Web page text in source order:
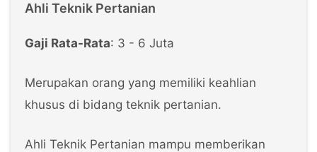
Ahli Teknik Pertanian
Gaji Rata-Rata: 3 - 6 Juta
Merupakan orang yang memiliki keahlian
khusus di bidang teknik pertanian.
Ahli Teknik Pertanian mampu memberikan